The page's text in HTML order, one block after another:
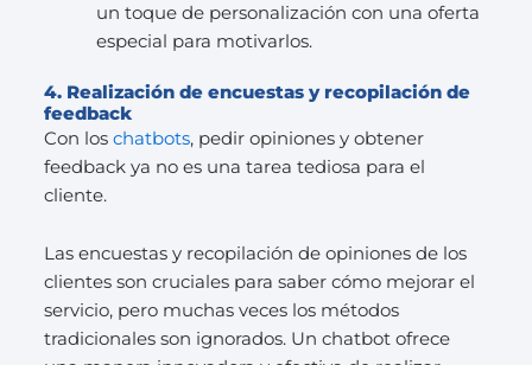
un toque de personalización con una oferta
especial para motivarlos.
4. Realización de encuestas y recopilación de
feedback
Con los chatbots, pedir opiniones y obtener
feedback ya no es una tarea tediosa para el
cliente.
Las encuestas y recopilación de opiniones de los
clientes son cruciales para saber cómo mejorar el
servicio, pero muchas veces los métodos
tradicionales son ignorados. Un chatbot ofrece